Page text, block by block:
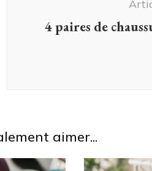
4 paires de
aimer...